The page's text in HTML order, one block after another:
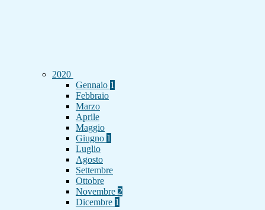
2020
Gennaio 1
Febbraio
Marzo
Aprile
Maggio
Giugno 1
Luglio
Agosto
Settembre
Ottobre
Novembre 2
Dicembre 1